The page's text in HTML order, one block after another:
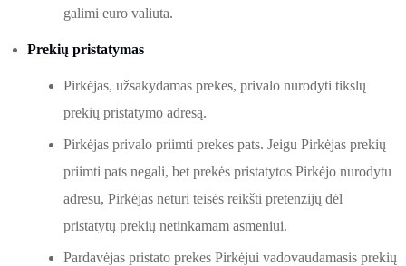
galimi euro valiuta.
Prekių pristatymas
Pirkėjas, užsakydamas prekes, privalo nurodyti tikslų
prekių pristatymo adresą.
Pirkėjas privalo priimti prekes pats. Jeigu Pirkėjas prekių
priimti pats negali, bet prekės pristatytos Pirkėjo nurodytu
adresu, Pirkėjas neturi teisės reikšti pretenzijų dėl
pristatytų prekių netinkamam asmeniui.
Pardavėjas pristato prekes Pirkėjui vadovaudamasis prekių